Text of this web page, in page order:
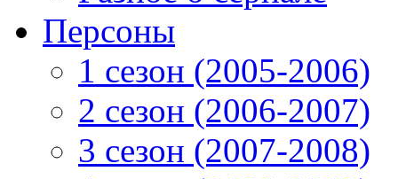
Персоны
1 сезон (2005-2006)
2 сезон (2006-2007)
3 сезон (2007-2008)